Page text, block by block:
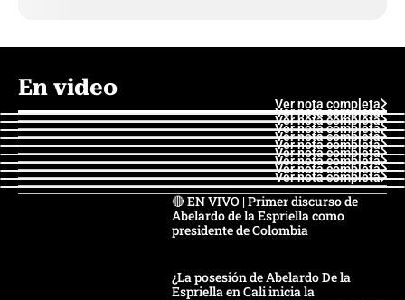
En video
Ver nota completa
Ver nota completa
Ver nota completa
Ver nota completa
Ver nota completa
Ver nota completa
Ver nota completa
Ver nota completa
Ver nota completa
Ver nota completa
🔴 EN VIVO | Primer discurso de
Abelardo de la Espriella como
presidente de Colombia
¿La posesión de Abelardo De la
Espriella en Cali inicia la